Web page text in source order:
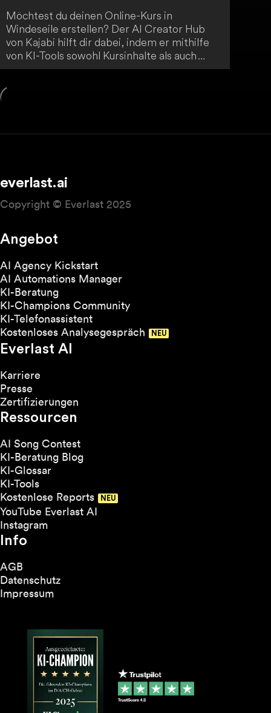
Möchtest du deinen Online-Kurs in
Windeseile erstellen? Der AI Creator Hub
von Kajabi hilft dir dabei, indem er mithilfe
von KI-Tools sowohl Kursinhalte als auch
Marketingmaterialien automatisch generiert.
everlast.ai
Copyright © Everlast 2025
Angebot
AI Agency Kickstart
AI Automations Manager
KI-Beratung
KI-Champions Community
KI-Telefonassistent
Kostenloses Analysegespräch
Everlast AI
Karriere
Presse
Zertifizierungen
Ressourcen
AI Song Contest
KI-Beratung Blog
KI-Glossar
KI-Tools
Kostenlose Reports
YouTube Everlast AI
Instagram
Info
AGB
Datenschutz
Impressum